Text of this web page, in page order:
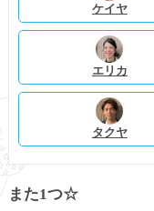
ケイヤ
エリカ
タクヤ
また1つ☆